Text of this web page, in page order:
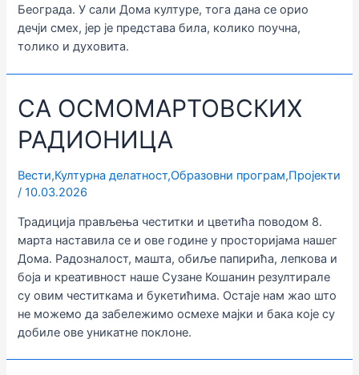
Београда. У сали Дома културе, тога дана се орио
дечји смех, јер је представа била, колико поучна,
толико и духовита.
СА ОСМОМАРТОВСКИХ
РАДИОНИЦА
Вести,Културна делатност,Образовни програм,Пројекти
/10.03.2026
Традиција прављења честитки и цветића поводом 8.
марта наставила се и ове године у просторијама нашег
Дома. Радозналост, машта, обиље папирића, лепкова и
боја и креативност наше Сузане Кошанин резултирале
су овим честиткама и букетићима. Остаје нам жао што
не можемо да забележимо осмехе мајки и бака које су
добиле ове уникатне поклоне.